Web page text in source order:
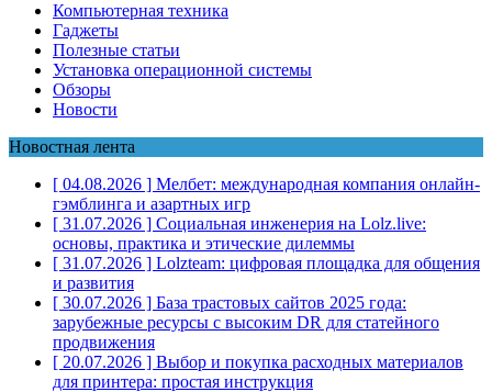
Компьютерная техника
Гаджеты
Полезные статьи
Установка операционной системы
Обзоры
Новости
Новостная лента
[ 04.08.2026 ] Мелбет: международная компания онлайн-
гэмблинга и азартных игр
[ 31.07.2026 ] Социальная инженерия на Lolz.live:
основы, практика и этические дилеммы
[ 31.07.2026 ] Lolzteam: цифровая площадка для общения
и развития
[ 30.07.2026 ] База трастовых сайтов 2025 года:
зарубежные ресурсы с высоким DR для статейного
продвижения
[ 20.07.2026 ] Выбор и покупка расходных материалов
для принтера: простая инструкция